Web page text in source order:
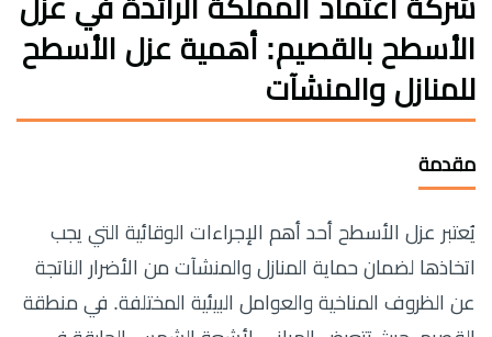
شركة اعتماد المملكة الرائدة في عزل
الأسطح بالقصيم: أهمية عزل الأسطح
للمنازل والمنشآت
مقدمة
يُعتبر عزل الأسطح أحد أهم الإجراءات الوقائية التي يجب
اتخاذها لضمان حماية المنازل والمنشآت من الأضرار الناتجة
عن الظروف المناخية والعوامل البيئية المختلفة. في منطقة